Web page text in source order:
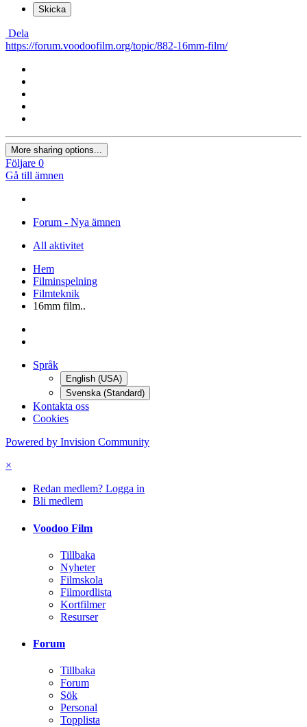
Skicka
Dela
https://forum.voodoofilm.org/topic/882-16mm-film/
More sharing options...
Följare 0
Gå till ämnen
Forum - Nya ämnen
All aktivitet
Hem
Filminspelning
Filmteknik
16mm film..
Språk
English (USA)
Svenska (Standard)
Kontakta oss
Cookies
Powered by Invision Community
×
Redan medlem? Logga in
Bli medlem
Voodoo Film
Tillbaka
Nyheter
Filmskola
Filmordlista
Kortfilmer
Resurser
Forum
Tillbaka
Forum
Sök
Personal
Topplista